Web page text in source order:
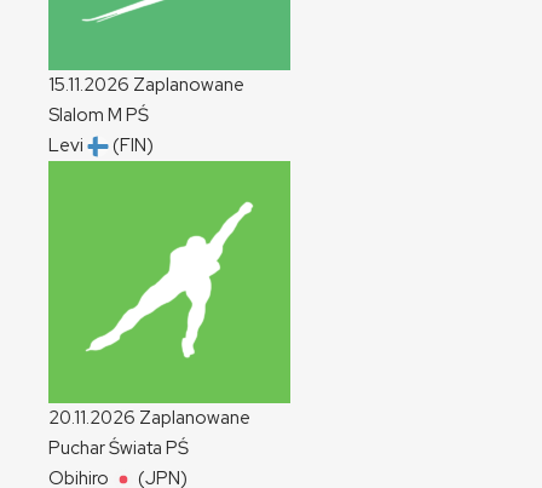
15.11.2026 Zaplanowane
Slalom M PŚ
Levi
(FIN)
20.11.2026 Zaplanowane
Puchar Świata PŚ
Obihiro
(JPN)